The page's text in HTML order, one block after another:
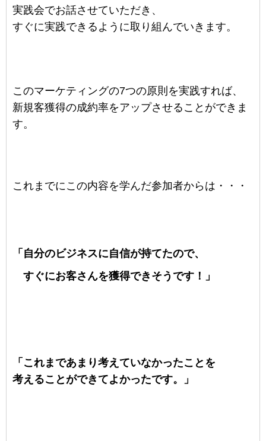
実践会でお話させていただき、
すぐに実践できるように取り組んでいきます。
このマーケティングの7つの原則を実践すれば、
新規客獲得の成約率をアップさせることができま
す。
これまでにこの内容を学んだ参加者からは・・・
「自分のビジネスに自信が持てたので、
すぐにお客さんを獲得できそうです！」
「これまであまり考えていなかったことを
考えることができてよかったです。」